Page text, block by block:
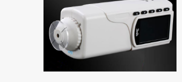
行业新闻
行业知识